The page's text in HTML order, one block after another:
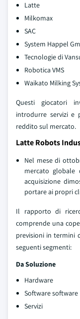
Latte
Milkomax
SAC
System Happel
Tecnologie di
Robotica VMS
Waikato Milking
Questi giocatori
introdurre servizi e
reddito sul mercato.
Latte Robots
Nel mese di
mercato globale
acquisizione
portare ai propri
Il rapporto di
comprende una
previsioni in termini
seguenti segmenti:
Da Soluzione
Hardware
Software software
Servizi